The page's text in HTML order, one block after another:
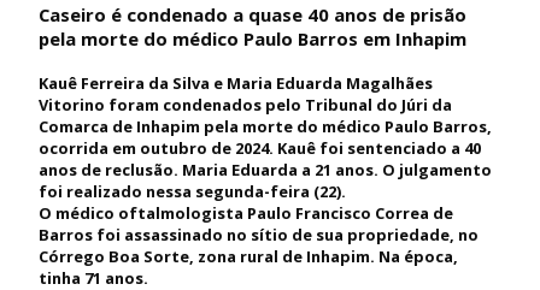
Caseiro é condenado a quase 40 anos de prisão
pela morte do médico Paulo Barros em Inhapim
Kauê Ferreira da Silva e Maria Eduarda Magalhães
Vitorino foram condenados pelo Tribunal do Júri da
Comarca de Inhapim pela morte do médico Paulo Barros,
ocorrida em outubro de 2024. Kauê foi sentenciado a 40
anos de reclusão. Maria Eduarda a 21 anos. O julgamento
foi realizado nessa segunda-feira (22).
O médico oftalmologista Paulo Francisco Correa de
Barros foi assassinado no sítio de sua propriedade, no
Córrego Boa Sorte, zona rural de Inhapim. Na época,
tinha 71 anos.